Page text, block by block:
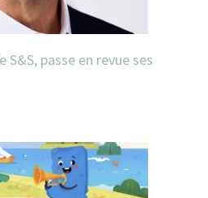
S&S, passe en revue ses